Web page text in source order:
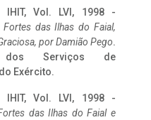
IHIT, Vol. LVI, 1998 -
das Ilhas do Faial,
por Damião Pego.
dos Serviços de
Exército.
IHIT, Vol. LVI, 1998 -
das Ilhas do Faial e